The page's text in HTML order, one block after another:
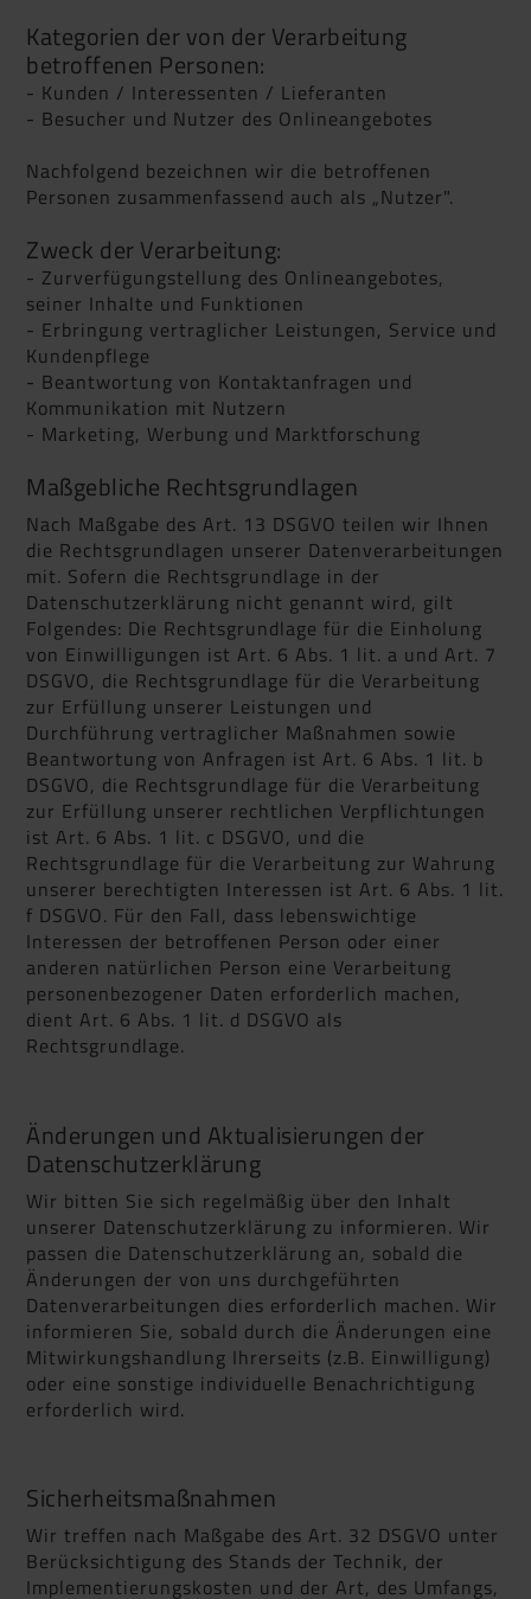
Kategorien der von der Verarbeitung
betroffenen Personen:
- Kunden / Interessenten / Lieferanten
- Besucher und Nutzer des Onlineangebotes
Nachfolgend bezeichnen wir die betroffenen
Personen zusammenfassend auch als „Nutzer".
Zweck der Verarbeitung:
- Zurverfügungstellung des Onlineangebotes,
seiner Inhalte und Funktionen
- Erbringung vertraglicher Leistungen, Service und
Kundenpflege
- Beantwortung von Kontaktanfragen und
Kommunikation mit Nutzern
- Marketing, Werbung und Marktforschung
Maßgebliche Rechtsgrundlagen
Nach Maßgabe des Art. 13 DSGVO teilen wir Ihnen
die Rechtsgrundlagen unserer Datenverarbeitungen
mit. Sofern die Rechtsgrundlage in der
Datenschutzerklärung nicht genannt wird, gilt
Folgendes: Die Rechtsgrundlage für die Einholung
von Einwilligungen ist Art. 6 Abs. 1 lit. a und Art. 7
DSGVO, die Rechtsgrundlage für die Verarbeitung
zur Erfüllung unserer Leistungen und
Durchführung vertraglicher Maßnahmen sowie
Beantwortung von Anfragen ist Art. 6 Abs. 1 lit. b
DSGVO, die Rechtsgrundlage für die Verarbeitung
zur Erfüllung unserer rechtlichen Verpflichtungen
ist Art. 6 Abs. 1 lit. c DSGVO, und die
Rechtsgrundlage für die Verarbeitung zur Wahrung
unserer berechtigten Interessen ist Art. 6 Abs. 1 lit.
f DSGVO. Für den Fall, dass lebenswichtige
Interessen der betroffenen Person oder einer
anderen natürlichen Person eine Verarbeitung
personenbezogener Daten erforderlich machen,
dient Art. 6 Abs. 1 lit. d DSGVO als
Rechtsgrundlage.
Änderungen und Aktualisierungen der
Datenschutzerklärung
Wir bitten Sie sich regelmäßig über den Inhalt
unserer Datenschutzerklärung zu informieren. Wir
passen die Datenschutzerklärung an, sobald die
Änderungen der von uns durchgeführten
Datenverarbeitungen dies erforderlich machen. Wir
informieren Sie, sobald durch die Änderungen eine
Mitwirkungshandlung Ihrerseits (z.B. Einwilligung)
oder eine sonstige individuelle Benachrichtigung
erforderlich wird.
Sicherheitsmaßnahmen
Wir treffen nach Maßgabe des Art. 32 DSGVO unter
Berücksichtigung des Stands der Technik, der
Implementierungskosten und der Art, des Umfangs,